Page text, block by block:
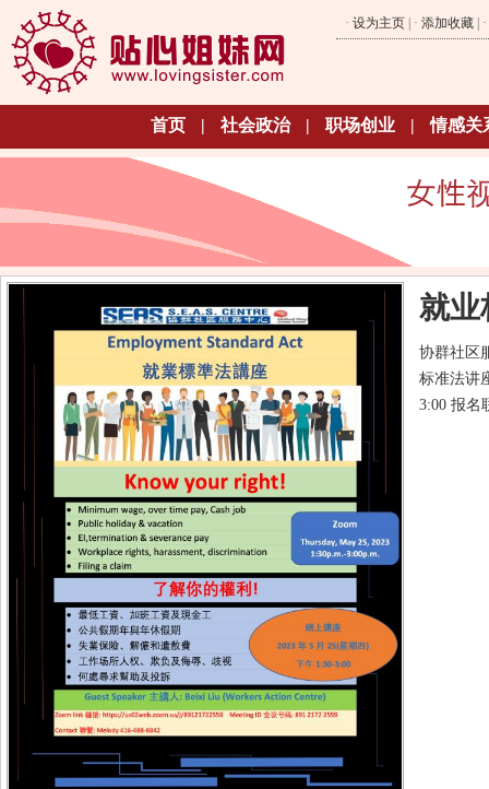
· 设为主页 | · 添加收藏 | ·
首页 | 社会政治 | 职场创业 | 情感关
就业
协群社区
标准法讲
3:00 报名